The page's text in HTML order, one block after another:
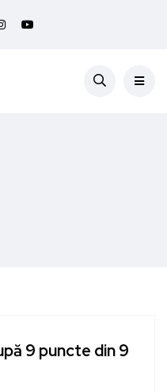
9 puncte din 9